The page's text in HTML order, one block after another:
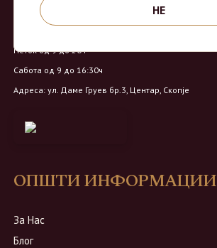
Работно време:
Петок од 9 до 20ч
Сабота од 9 до 16:30ч
Адреса: ул. Даме Груев бр.3, Центар, Скопје
ОПШТИ ИНФОРМАЦИИ
За Нас
Блог
НЕ